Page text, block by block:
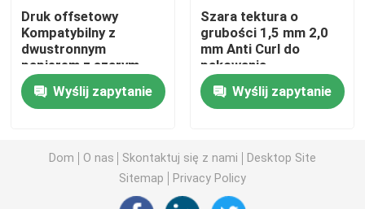
Tymczasowe pokrycie podłogowe ochronne
Czarny papier tekturowy
Pakowanie papieru w rolce
Druk offsetowy
Kompatybilny z
dwustronnym
papierem z szarym
tyłem
Wyślij zapytanie
Szara tektura o
grubości 1,5 mm 2,0
mm Anti Curl do
pakowania
Wyślij zapytanie
Dom O nas Skontaktuj się z nami
Desktop Site
Sitemap
Privacy Policy